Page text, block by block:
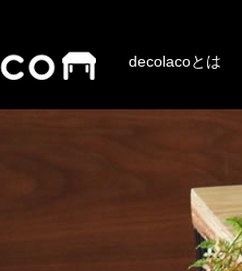
decolacoとは